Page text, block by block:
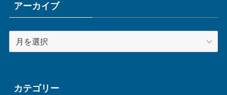
アーカイブ
ー
ブカテゴリー